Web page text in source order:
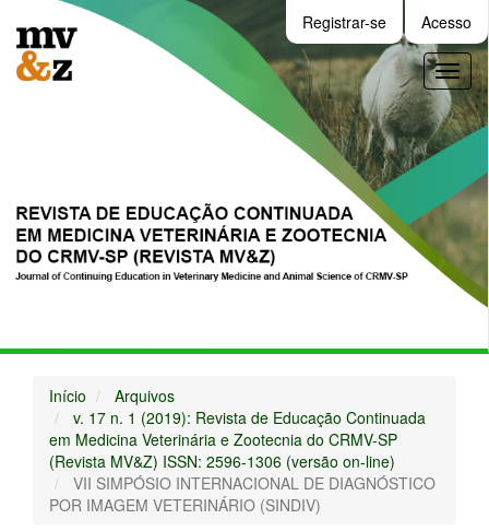
Navegação
Principal
Conteúdo
principal
Registrar-se Acesso
Início
Arquivos
v. 17 n. 1 (2019): Revista de Educação Continuada
em Medicina Veterinária e Zootecnia do CRMV-SP
(Revista MV&Z) ISSN: 2596-1306 (versão on-line)
VII SIMPÓSIO INTERNACIONAL DE DIAGNÓSTICO
POR IMAGEM VETERINÁRIO (SINDIV)